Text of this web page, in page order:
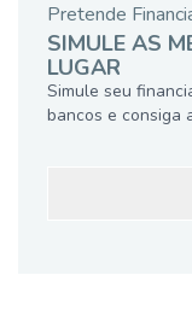
Pretende
SIMULE AS
LUGAR
Simule seu
bancos e consiga